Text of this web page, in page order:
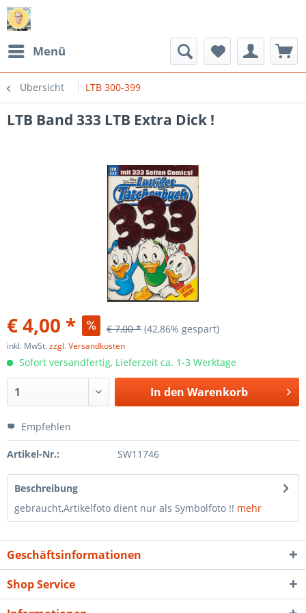
Menü
Übersicht LTB 300-399
LTB Band 333 LTB Extra Dick !
€ 4,00 * € 7,00 * (42,86% gespart)
inkl. MwSt.zzgl. Versandkosten
Sofort versandfertig, Lieferzeit ca. 1-3 Werktage
In den Warenkorb
Empfehlen
Artikel-Nr.: SW11746
Beschreibung
gebraucht,Artikelfoto dient nur als Symbolfoto !! mehr
Geschäftsinformationen
Shop Service